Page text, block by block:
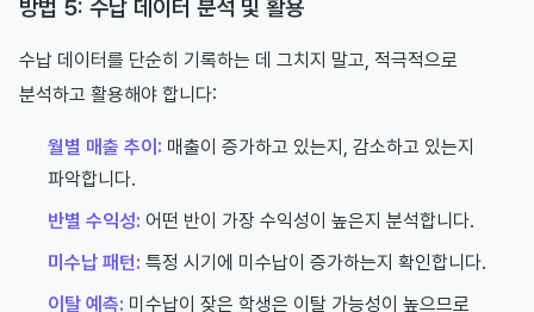
방법 5: 수납 데이터 분석 및 활용
수납 데이터를 단순히 기록하는 데 그치지 말고, 적극적으로
분석하고 활용해야 합니다:
월별 매출 추이: 매출이 증가하고 있는지, 감소하고 있는지
파악합니다.
반별 수익성: 어떤 반이 가장 수익성이 높은지 분석합니다.
미수납 패턴: 특정 시기에 미수납이 증가하는지 확인합니다.
이탈 예측: 미수납이 잦은 학생은 이탈 가능성이 높으므로